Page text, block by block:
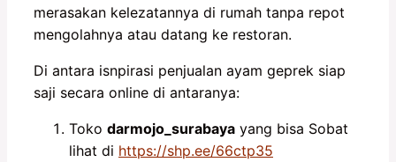
merasakan kelezatannya di rumah tanpa repot
mengolahnya atau datang ke restoran.
Di antara isnpirasi penjualan ayam geprek siap
saji secara online di antaranya:
Toko darmojo_surabaya yang bisa Sobat
lihat di https://shp.ee/66ctp35